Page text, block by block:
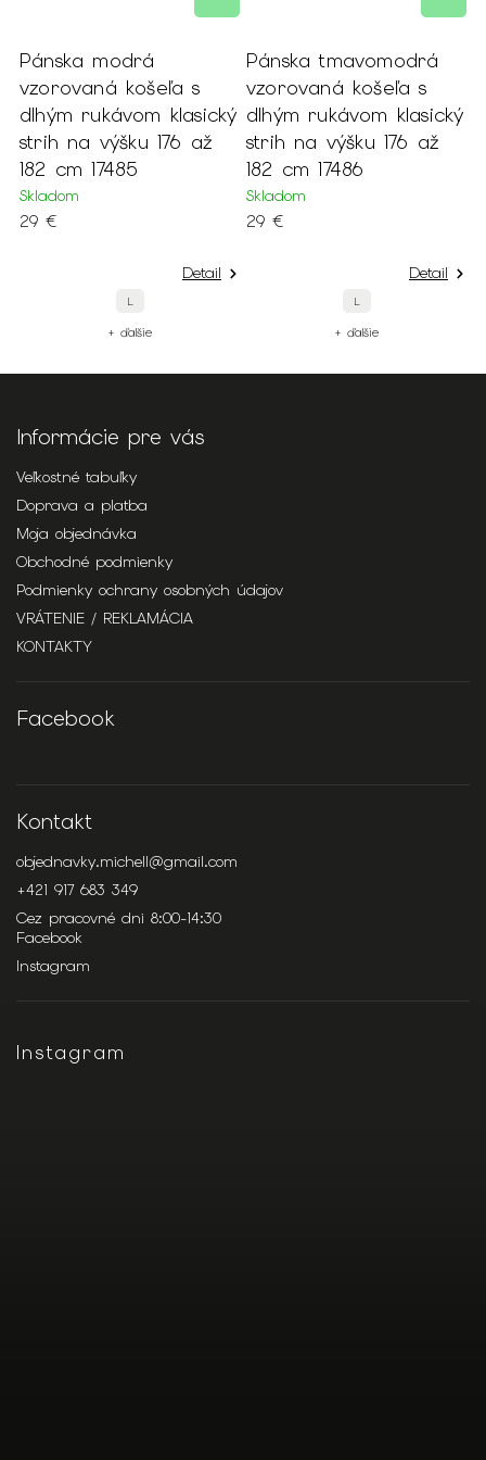
Pánska modrá
vzorovaná košeľa s
dlhým rukávom klasický
strih na výšku 176 až
182 cm 17485
Skladom
29 €
Detail
L
+ ďalšie
Pánska tmavomodrá
vzorovaná košeľa s
dlhým rukávom klasický
strih na výšku 176 až
182 cm 17486
Skladom
29 €
Detail
L
+ ďalšie
Informácie pre vás
Veľkostné tabuľky
Doprava a platba
Moja objednávka
Obchodné podmienky
Podmienky ochrany osobných údajov
VRÁTENIE / REKLAMÁCIA
KONTAKTY
Facebook
Kontakt
objednavky.michell@gmail.com
+421 917 683 349
Cez pracovné dni 8:00-14:30
Facebook
Instagram
Instagram